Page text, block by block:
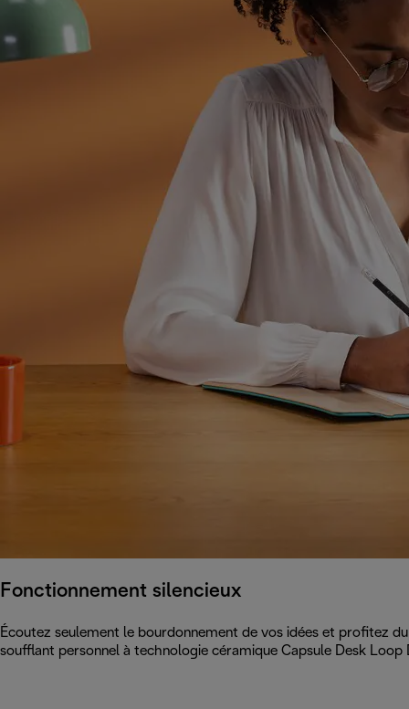
Fonctionnement silencieux
Écoutez seulement le bourdonnement de vos idées et profitez
soufflant personnel à technologie céramique Capsule Desk Loop